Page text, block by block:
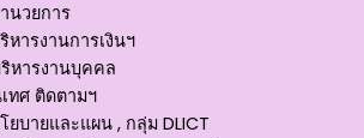
นวยการ
ารงานการเงินฯ
หารงานบุคคล
ทศ ติดตามฯ
บายและแผน , กลุ่ม DLICT